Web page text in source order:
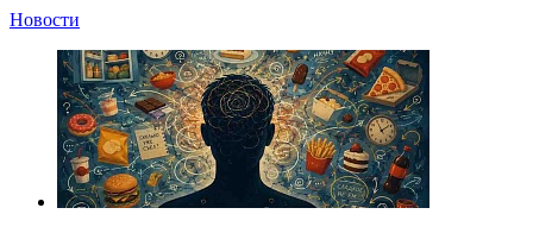
Новости